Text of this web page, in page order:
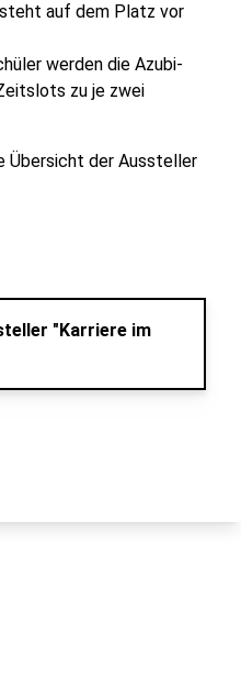
auf dem Platz vor
werden die Azubi-
zu je zwei
Übersicht der Aussteller
"Karriere im